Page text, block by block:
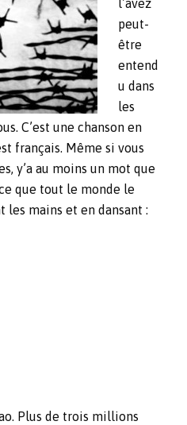
l’avez
peut-
être
entend
u dans
les
C’est une chanson en
français. Même si vous
y’a au moins un mot que
que tout le monde le
les mains et en dansant :
Plus de trois millions